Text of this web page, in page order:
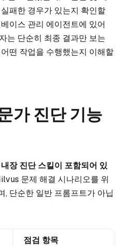
패한 경우가 있는지 확인할
이스 관리 에이전트에 있어
는 단순히 최종 결과만 보는
떤 작업을 수행했는지 이해할
가 진단 기능
장 진단 스킬이 포함되어 있
문제 해결 시나리오를 위
, 단순한 일반 프롬프트가 아닙
점검 항목